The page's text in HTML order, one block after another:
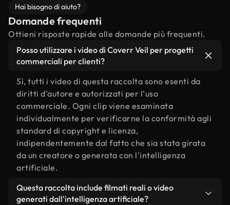
Hai bisogno di aiuto?
Domande frequenti
Ottieni risposte rapide alle domande più frequenti.
Posso utilizzare i video di Coverr Veil per progetti
commerciali per clienti?
Sì, tutti i video di questa raccolta sono esenti da
diritti d'autore e autorizzati per l'uso
commerciale. Ogni clip viene esaminata
individualmente per verificarne la conformità agli
standard di copyright e licenza,
indipendentemente dal fatto che sia stata girata
da un creatore o generata con l'intelligenza
artificiale.
Questa raccolta include filmati reali o video
generati dall'intelligenza artificiale?